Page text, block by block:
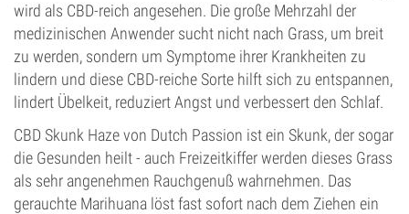
wird als CBD-reich angesehen. Die große Mehrzahl der
medizinischen Anwender sucht nicht nach Grass, um breit
zu werden, sondern um Symptome ihrer Krankheiten zu
lindern und diese CBD-reiche Sorte hilft sich zu entspannen,
lindert Übelkeit, reduziert Angst und verbessert den Schlaf.
CBD Skunk Haze von Dutch Passion ist ein Skunk, der sogar
die Gesunden heilt - auch Freizeitkiffer werden dieses Grass
als sehr angenehmen Rauchgenuß wahrnehmen. Das
gerauchte Marihuana löst fast sofort nach dem Ziehen ein